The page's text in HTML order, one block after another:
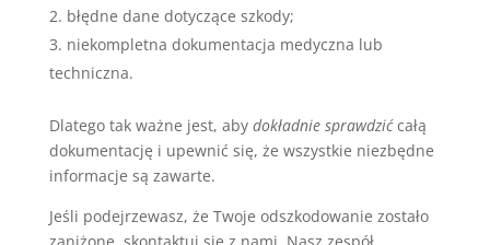
błędne dane dotyczące szkody;
niekompletna dokumentacja medyczna lub
techniczna.
Dlatego tak ważne jest, aby dokładnie sprawdzićcałą
dokumentację i upewnić się, że wszystkie niezbędne
informacje są zawarte.
Jeśli podejrzewasz, że Twoje odszkodowanie zostało
zaniżone, skontaktuj się z nami. Nasz zespół